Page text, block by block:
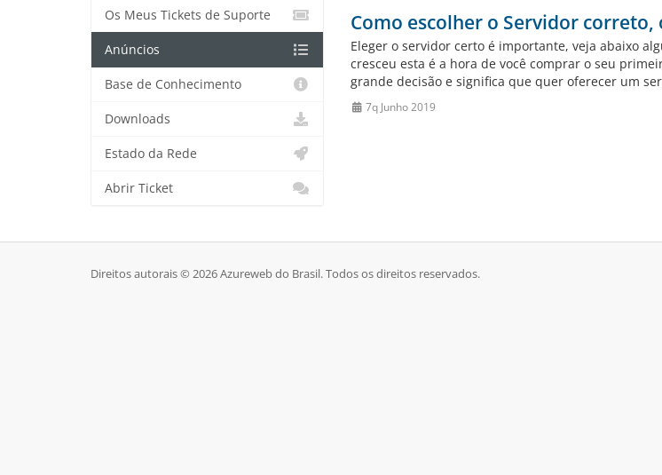
Como escolher o Servidor correto,
Eleger o servidor certo é importante, veja abaixo
cresceu esta é a hora de você comprar o seu
grande decisão e significa que quer oferecer um
7q Junho 2019
Os Meus Tickets de Suporte
Anúncios
Base de Conhecimento
Downloads
Estado da Rede
Abrir Ticket
Direitos autorais © 2026 Azureweb do Brasil. Todos os direitos reservados.